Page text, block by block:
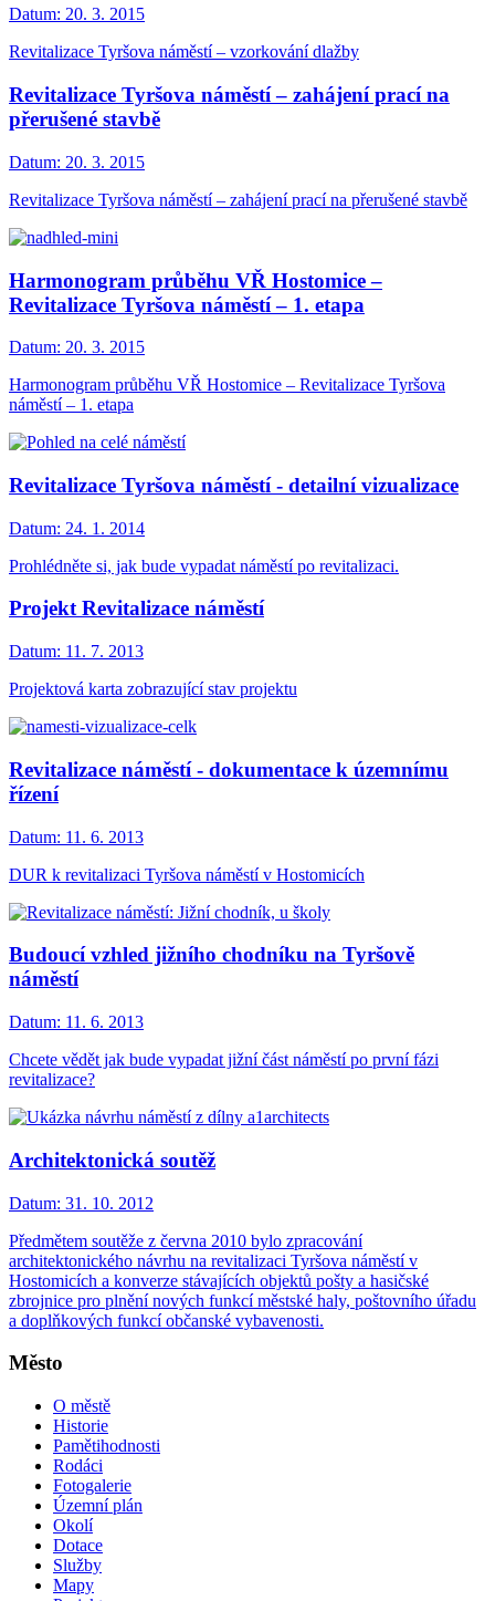
Datum: 20. 3. 2015
Revitalizace Tyršova náměstí – vzorkování dlažby
Revitalizace Tyršova náměstí – zahájení prací na
přerušené stavbě
Datum: 20. 3. 2015
Revitalizace Tyršova náměstí – zahájení prací na přerušené stavbě
Harmonogram průběhu VŘ Hostomice –
Revitalizace Tyršova náměstí – 1. etapa
Datum: 20. 3. 2015
Harmonogram průběhu VŘ Hostomice – Revitalizace Tyršova
náměstí – 1. etapa
Revitalizace Tyršova náměstí - detailní vizualizace
Datum: 24. 1. 2014
Prohlédněte si, jak bude vypadat náměstí po revitalizaci.
Projekt Revitalizace náměstí
Datum: 11. 7. 2013
Projektová karta zobrazující stav projektu
Revitalizace náměstí - dokumentace k územnímu
řízení
Datum: 11. 6. 2013
DUR k revitalizaci Tyršova náměstí v Hostomicích
Budoucí vzhled jižního chodníku na Tyršově
náměstí
Datum: 11. 6. 2013
Chcete vědět jak bude vypadat jižní část náměstí po první fázi
revitalizace?
Architektonická soutěž
Datum: 31. 10. 2012
Předmětem soutěže z června 2010 bylo zpracování
architektonického návrhu na revitalizaci Tyršova náměstí v
Hostomicích a konverze stávajících objektů pošty a hasičské
zbrojnice pro plnění nových funkcí městské haly, poštovního úřadu
a doplňkových funkcí občanské vybavenosti.
Město
O městě
Historie
Pamětihodnosti
Rodáci
Fotogalerie
Územní plán
Okolí
Dotace
Služby
Mapy